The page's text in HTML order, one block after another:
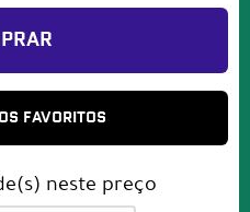
FAVORITOS
neste preço